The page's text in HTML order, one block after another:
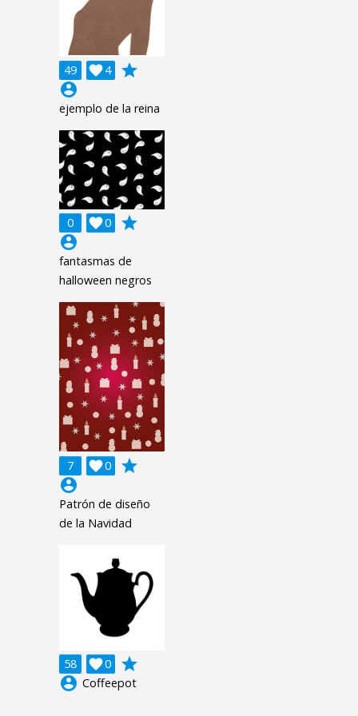
49 4

grade
account_circle
ejemplo de la reina
0 0

grade
account_circle
fantasmas de
halloween negros
7 0

grade
account_circle
Patrón de diseño
de la Navidad
58 0

grade
account_circle Coffeepot